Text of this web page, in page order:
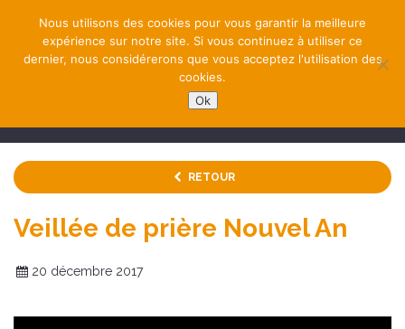
RETOUR
Veillée de prière Nouvel An
20 décembre 2017
Nous utilisons des cookies pour vous garantir la meilleure
expérience sur notre site. Si vous continuez à utiliser ce
dernier, nous considérerons que vous acceptez l'utilisation des
cookies.
Ok